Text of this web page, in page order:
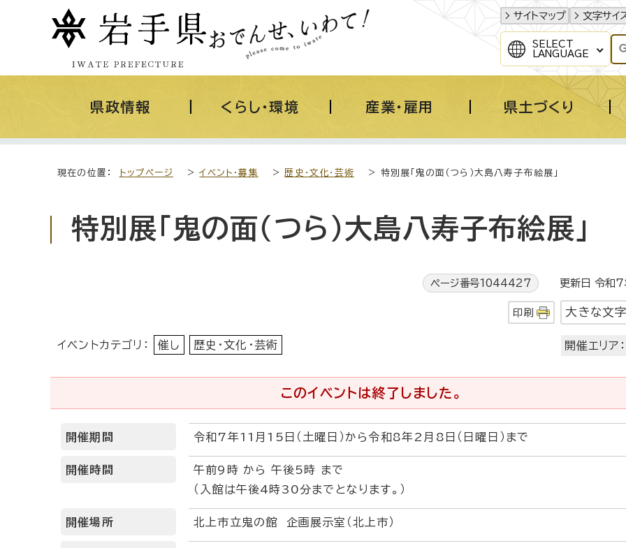
サイトマップ 文字サイ
SELECT
LANGUAGE
県政情報 くらし・環境 産業・雇用 県土づくり
現在の位置： トップページ >イベント・募集 >歴史・文化・芸術 > 特別展「鬼の面（つら）大島八寿子布絵展」
特別展「鬼の面（つら）大島八寿子布絵展」
ページ番号1044427 更新日 令和7
印刷 大きな文
イベントカテゴリ： 催し 歴史・文化・芸術 開催エリア
このイベントは終了しました。
開催期間 令和7年11月15日（土曜日）から令和8年2月8日（日曜日）まで
開催時間
午前9時 から 午後5時 まで
（入館は午後4時30分までとなります。）
開催場所 北上市立鬼の館 企画展示室（北上市）